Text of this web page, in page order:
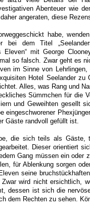
Abenteuer wie
angeraten, diese
habe,
bei dem Titel
Eleven“ mit George
so falsch. Zwar geht es
im Sinne von
Hotel Seelander zu
Alles, was Rang und
Sümmchen für die
und Geweihten gesellt
eingeschworener
Gäste randvoll gefüllt ist.
die sich teils als Gäste,
Dieser orientiert
Gang müssen ein oder
für Ablenkung sorgen
seine
wird nicht ersichtlich,
dessen ist sich die
dem Rechten zu sehen.